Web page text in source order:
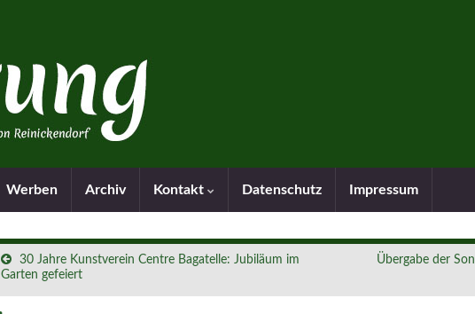
Werben Archiv Kontakt Datenschutz Impressum
30 Jahre Kunstverein Centre Bagatelle: Jubiläum im
Garten gefeiert
Übergabe der